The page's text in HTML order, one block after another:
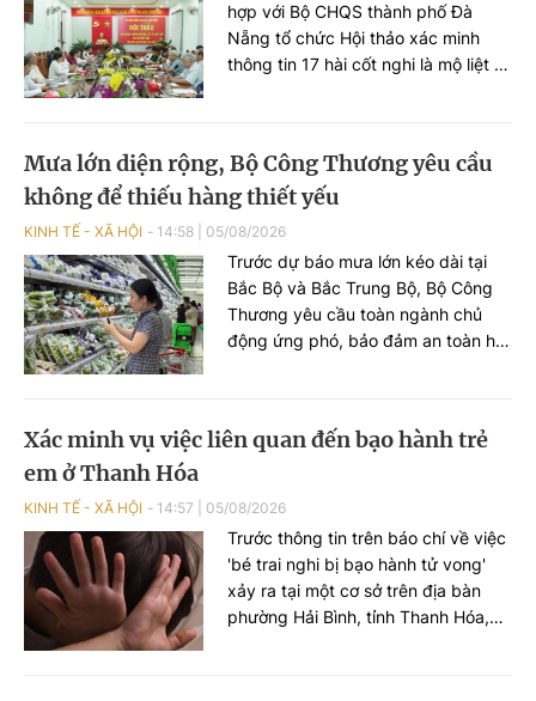
hợp với Bộ CHQS thành phố Đà
Nẵng tổ chức Hội thảo xác minh
thông tin 17 hài cốt nghi là mộ liệt sĩ
Mưa lớn diện rộng, Bộ Công Thương yêu cầu
không để thiếu hàng thiết yếu
KINH TẾ - XÃ HỘI 14:58 05/08/2026
Trước dự báo mưa lớn kéo dài tại
Bắc Bộ và Bắc Trung Bộ, Bộ Công
Thương yêu cầu toàn ngành chủ
động ứng phó, bảo đảm an toàn hồ
Xác minh vụ việc liên quan đến bạo hành trẻ
em ở Thanh Hóa
KINH TẾ - XÃ HỘI 14:57 05/08/2026
Trước thông tin trên báo chí về việc
'bé trai nghi bị bạo hành tử vong'
xảy ra tại một cơ sở trên địa bàn
phường Hải Bình, tỉnh Thanh Hóa,